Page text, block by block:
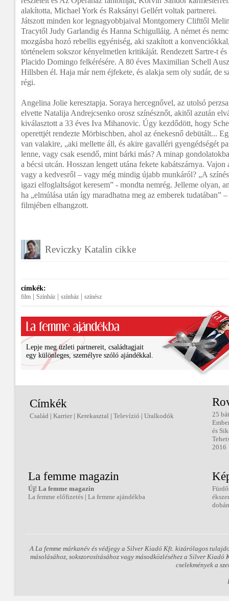
alakította, Michael York és Raksányi Gellért voltak partnerei.
Játszott minden kor legnagyobbjaival Montgomery Clifttől
Tracytől Judy Garlandig és Hanna Schigulláig. A német és
mozgásba hozó rebellis egyéniség, aki szakított a
történelem sokszor kényelmetlen kritikáját. Rendezett Sartre-t
Placido Domingo felkérésére. A 80 éves Maximilian Schell
Hillsben él. Haja már nem éjfekete, és alakja sem oly sudár, de
régi.
Angelina Jolie keresztapja. Soraya hercegnővel, az utolsó
elvette Natalija Andrejcsenko orosz színésznőt, akitől azután
kiválasztott a 33 éves Iva Mihanovic. Úgy kezdődött, hogy
operettjét rendezte Mörbischben, ahol az énekesnő debütált...
van valakire, „aki mellette áll, és akire gavalléri gyengédségét
lenne, vagy csak esendő, mint bárki más? A minap
a bécsi utcán. Hosszan lengett utána fekete kabátszárnya.
vagy a kedvesről – vagy még mindig újabb munkáról? „A
igazi elfoglaltságot keresem” - mondta nemrég. Jelleme olyan,
ha „elmúlása után így maradhatna meg az emberek tudatában”
filmjében elhangzott.
Reviczky Katalin cikke
címkék:
film Színház színház színész
Lepje meg üzleti partnereit, családtagjait
egy különleges, személyre szóló ajándékkal.
Címkék
Család | Karrier| Kerekasztal | Televízió | Uralkodók
25
és
2016
La femme magazin
Új! La femme magazin
La femme előfizetés | La femme ajándékba
A La femme márkanév és védjegy a Silver Kiadó Kft. kizárólagos
másolásához, sokszorosításához vagy másodközléséhez a Silver
cselekmények a